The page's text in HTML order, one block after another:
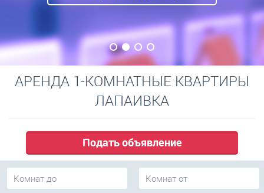
АРЕНДА 1-КОМНАТНЫЕ КВАРТИРЫ
ЛАПАИВКА
Подать объявление